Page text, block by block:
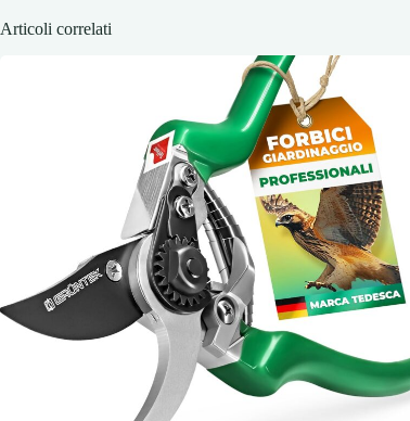
Articoli correlati